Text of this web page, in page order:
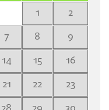
1
2
7 8
9
14 15
16
21 22
23